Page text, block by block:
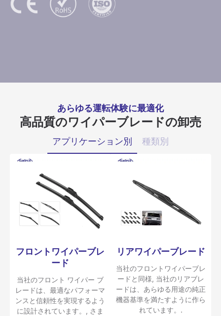
あらゆる運転体験に最適化
高品質のワイパーブレードの卸売
アプリケーション別 種類別
フロントワイパーブレ
ード
当社のフロント ワイパー ブ
レードは、最適なパフォーマ
ンスと信頼性を実現するよう
に設計されています。, さま
リアワイパーブレード
当社のフロントワイパーブレ
ードと同様, 当社のリアブレ
ードは、あらゆる用途の純正
機器基準を満たすように作ら
れています。.